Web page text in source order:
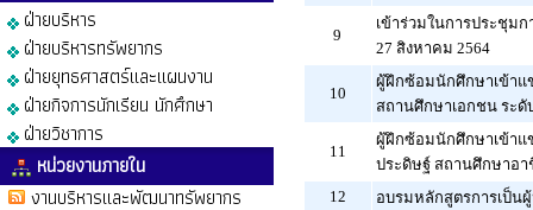
ฝ่ายบริหาร
ฝ่ายบริหารทรัพยากร
ฝ่ายยุทธศาสตร์และแผนงาน
ฝ่ายกิจการนักเรียน นักศึกษา
ฝ่ายวิชาการ
หน่วยงานภายใน
งานบริหารและพัฒนาทรัพยากร
9
เข้าร่วมในการประชุม
27 สิงหาคม 2564
10
ผู้ฝึกซ้อมนักศึกษาเข้าแ
สถานศึกษาเอกชน ระ
11
ผู้ฝึกซ้อมนักศึกษาเข้าแ
ประดิษฐ์ สถานศึกษาอา
12
อบรมหลักสูตรการเป็น